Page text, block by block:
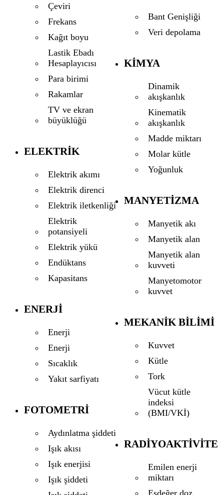
Çeviri
Frekans
Kağıt boyu
Lastik Ebadı
Hesaplayıcısı
Para birimi
Rakamlar
TV ve ekran
büyüklüğü
ELEKTRIK
Elektrik akımı
Elektrik direnci
Elektrik iletkenliği
Elektrik
potansiyeli
Elektrik yükü
Endüktans
Kapasitans
ENERJI
Enerji
Enerji
Sıcaklık
Yakıt sarfiyatı
FOTOMETRI
Aydınlatma şiddeti
Işık akısı
Işık enerjisi
Işık şiddeti
Bant Genişliği
Veri depolama
KIMYA
Dinamik
akışkanlık
Kinematik
akışkanlık
Madde miktarı
Molar kütle
Yoğunluk
MANYETIZMA
Manyetik akı
Manyetik alan
Manyetik alan
kuvveti
Manyetomotor
kuvvet
MEKANIK BILIMI
Kuvvet
Kütle
Tork
Vücut kütle
indeksi
(BMI/VKİ)
RADIYOAKTIVITE
Emilen enerji
miktarı